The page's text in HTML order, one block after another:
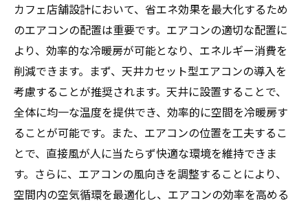
カフェ店舗設計において、省エネ効果を最大化するため
のエアコンの配置は重要です。エアコンの適切な配置に
より、効率的な冷暖房が可能となり、エネルギー消費を
削減できます。まず、天井カセット型エアコンの導入を
考慮することが推奨されます。天井に設置することで、
全体に均一な温度を提供でき、効率的に空間を冷暖房す
ることが可能です。また、エアコンの位置を工夫するこ
とで、直接風が人に当たらず快適な環境を維持できま
す。さらに、エアコンの風向きを調整することにより、
空間内の空気循環を最適化し、エアコンの効率を高める